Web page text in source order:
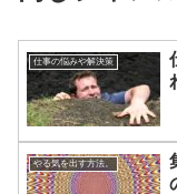
仕事の悩みや解決策
やる気を出す方法。